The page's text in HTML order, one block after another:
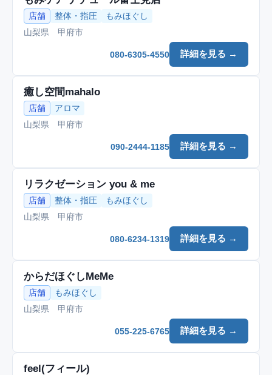
店舗 整体・指圧
もみほぐし
山梨県 甲府市
詳細を見る →
080-6305-4550
癒し空間mahalo
店舗
アロマ
山梨県 甲府市
詳細を見る →
090-2444-1185
リラクゼーション you & me
店舗 整体・指圧
もみほぐし
山梨県 甲府市
詳細を見る →
080-6234-1319
からだほぐしMeMe
店舗
もみほぐし
山梨県 甲府市
詳細を見る →
055-225-6765
feel(フィール)